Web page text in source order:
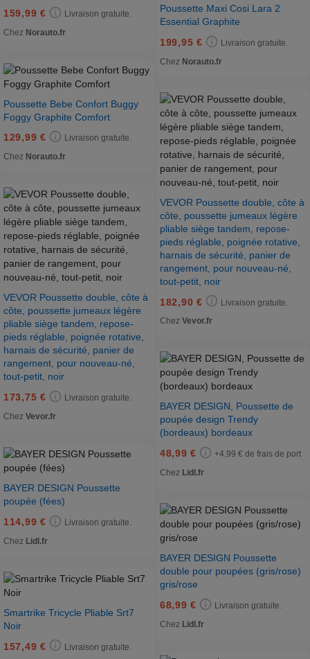
159,99 €
Livraison gratuite.
Chez Norauto.fr
Poussette Bebe Confort Buggy
Foggy Graphite Comfort
129,99 €
Livraison gratuite.
Chez Norauto.fr
VEVOR Poussette double, côte à
côte, poussette jumeaux légère
pliable siège tandem, repose-
pieds réglable, poignée rotative,
harnais de sécurité, panier de
rangement, pour nouveau-né,
tout-petit, noir
173,75 €
Livraison gratuite.
Chez Vevor.fr
BAYER DESIGN Poussette
poupée (fées)
114,99 €
Livraison gratuite.
Chez Lidl.fr
Smartrike Tricycle Pliable Srt7
Noir
157,49 €
Livraison gratuite.
Poussette Maxi Cosi Lara 2
Essential Graphite
199,95 €
Livraison gratuite.
Chez Norauto.fr
VEVOR Poussette double, côte à
côte, poussette jumeaux légère
pliable siège tandem, repose-
pieds réglable, poignée rotative,
harnais de sécurité, panier de
rangement, pour nouveau-né,
tout-petit, noir
182,90 €
Livraison gratuite.
Chez Vevor.fr
BAYER DESIGN, Poussette de
poupée design Trendy
(bordeaux) bordeaux
48,99 €
+4,99 € de frais de port
Chez Lidl.fr
BAYER DESIGN Poussette
double pour poupées (gris/rose)
gris/rose
68,99 €
Livraison gratuite.
Chez Lidl.fr